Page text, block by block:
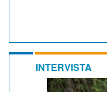
INTERVISTA